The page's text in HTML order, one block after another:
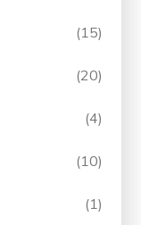
(15)
(20)
(4)
(10)
(1)